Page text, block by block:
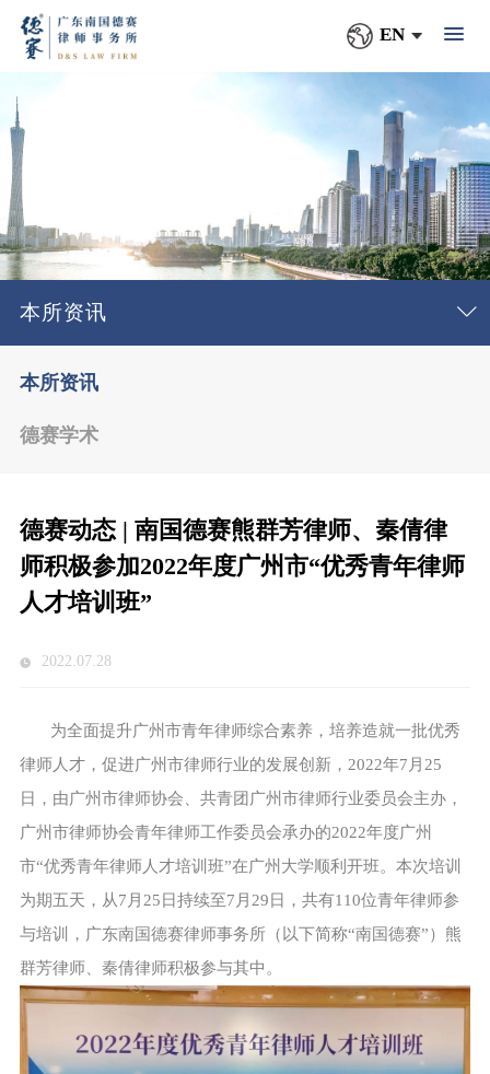
EN
本所资讯
本所资讯
德赛学术
德赛动态 | 南国德赛熊群芳律师、秦倩律
师积极参加2022年度广州市“优秀青年律师
人才培训班”
2022.07.28
为全面提升广州市青年律师综合素养，培养造就一批优秀
律师人才，促进广州市律师行业的发展创新，2022年7月25
日，由广州市律师协会、共青团广州市律师行业委员会主办，
广州市律师协会青年律师工作委员会承办的2022年度广州
市“优秀青年律师人才培训班”在广州大学顺利开班。本次培训
为期五天，从7月25日持续至7月29日，共有110位青年律师参
与培训，广东南国德赛律师事务所（以下简称“南国德赛”）熊
群芳律师、秦倩律师积极参与其中。